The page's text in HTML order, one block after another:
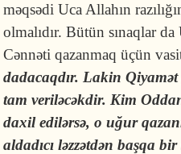
məqsədi Uca Allahın
olmalıdır. Bütün sınaqlar da
Cənnəti qazanmaq üçün
dadacaqdır. Lakin
tam veriləcəkdir. Kim
daxil edilərsə, o uğur
aldadıcı ləzzətdən başqa